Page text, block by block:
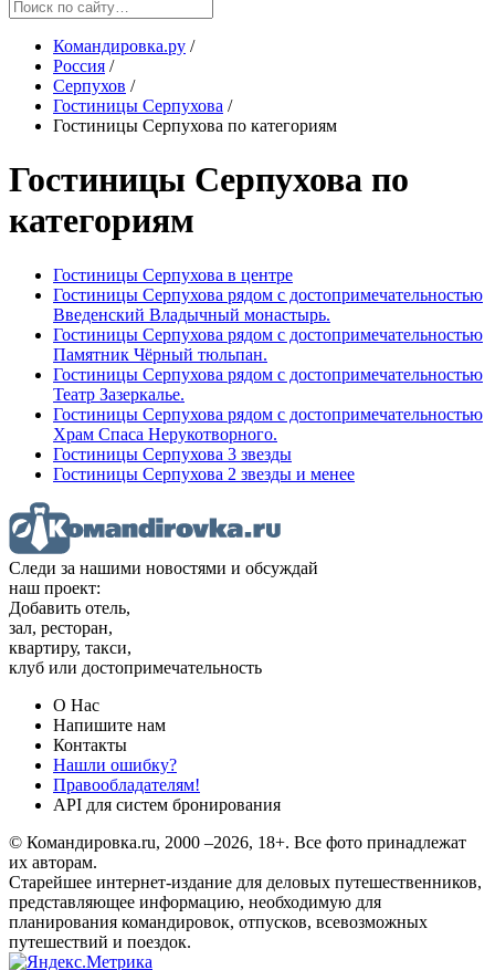
Командировка.ру /
Россия /
Серпухов /
Гостиницы Серпухова /
Гостиницы Серпухова по категориям
Гостиницы Серпухова по
категориям
Гостиницы Серпухова в центре
Гостиницы Серпухова рядом с достопримечательностью
Введенский Владычный монастырь.
Гостиницы Серпухова рядом с достопримечательностью
Памятник Чёрный тюльпан.
Гостиницы Серпухова рядом с достопримечательностью
Театр Зазеркалье.
Гостиницы Серпухова рядом с достопримечательностью
Храм Спаса Нерукотворного.
Гостиницы Серпухова 3 звезды
Гостиницы Серпухова 2 звезды и менее
Следи за нашими новостями и обсуждай
наш проект:
Добавить отель,
зал, ресторан,
квартиру, такси,
клуб или достопримечательность
О Нас
Напишите нам
Контакты
Нашли ошибку?
Правообладателям!
API для систем бронирования
© Командировка.ru, 2000 –2026, 18+. Все фото принадлежат
их авторам.
Старейшее интернет-издание для деловых путешественников,
представляющее информацию, необходимую для
планирования командировок, отпусков, всевозможных
путешествий и поездок.